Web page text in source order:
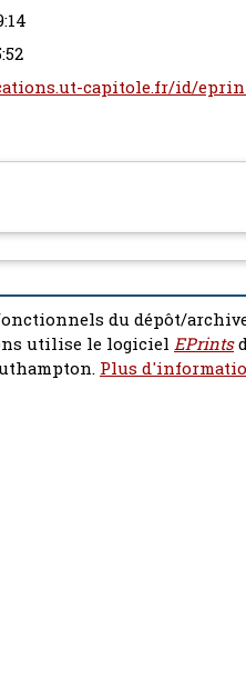
capitole.fr/id/
du dépôt/
utilise le logiciel EPrints
Plus